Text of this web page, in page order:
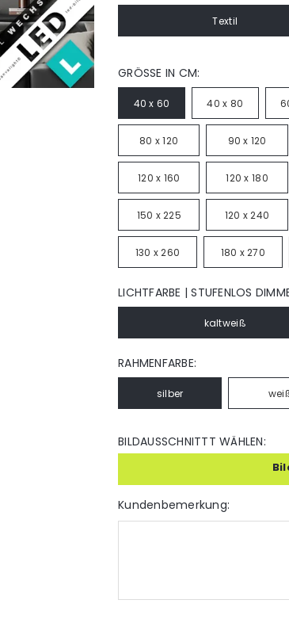
Textil
GRÖSSE IN CM:
40 x 60 40 x 80
80 x 120 90 x 120
120 x 160 120 x 180
150 x 225 120 x 240
130 x 260 180 x 270
LICHTFARBE | STUFENLOS
kaltweiß
RAHMENFARBE:
silber
BILDAUSSCHNITTT WÄHLEN:
Kundenbemerkung: